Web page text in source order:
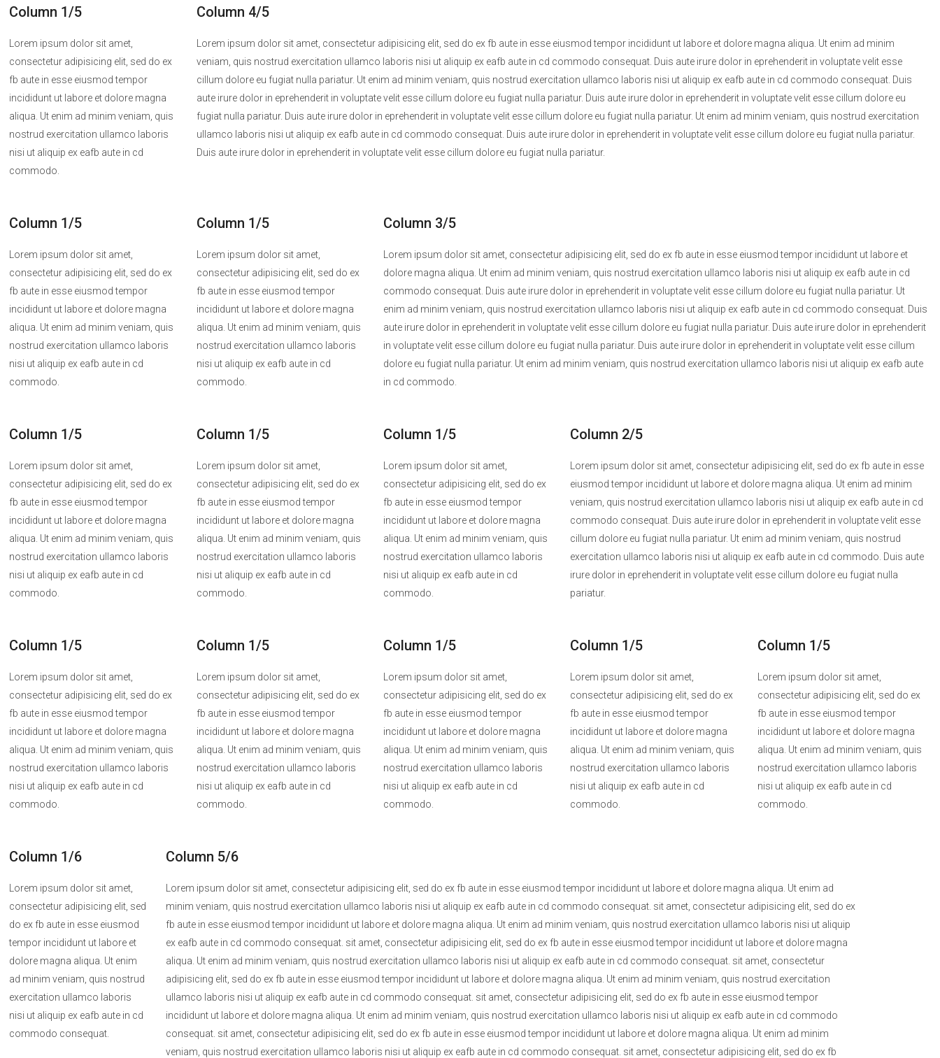
Column 1/5
Lorem ipsum dolor sit amet,
consectetur adipisicing elit, sed do ex
fb aute in esse eiusmod tempor
incididunt ut labore et dolore magna
aliqua. Ut enim ad minim veniam, quis
nostrud exercitation ullamco laboris
nisi ut aliquip ex eafb aute in cd
commodo.
Column 4/5
Lorem ipsum dolor sit amet, consectetur adipisicing elit, sed do ex fb aute in esse eiusmod tempor incididunt ut labore et dolore magna aliqua. Ut enim ad minim
veniam, quis nostrud exercitation ullamco laboris nisi ut aliquip ex eafb aute in cd commodo consequat. Duis aute irure dolor in eprehenderit in voluptate velit esse
cillum dolore eu fugiat nulla pariatur. Ut enim ad minim veniam, quis nostrud exercitation ullamco laboris nisi ut aliquip ex eafb aute in cd commodo consequat. Duis
aute irure dolor in eprehenderit in voluptate velit esse cillum dolore eu fugiat nulla pariatur. Duis aute irure dolor in eprehenderit in voluptate velit esse cillum dolore eu
fugiat nulla pariatur. Duis aute irure dolor in eprehenderit in voluptate velit esse cillum dolore eu fugiat nulla pariatur. Ut enim ad minim veniam, quis nostrud exercitation
ullamco laboris nisi ut aliquip ex eafb aute in cd commodo consequat. Duis aute irure dolor in eprehenderit in voluptate velit esse cillum dolore eu fugiat nulla pariatur.
Duis aute irure dolor in eprehenderit in voluptate velit esse cillum dolore eu fugiat nulla pariatur.
Column 1/5
Lorem ipsum dolor sit amet,
consectetur adipisicing elit, sed do ex
fb aute in esse eiusmod tempor
incididunt ut labore et dolore magna
aliqua. Ut enim ad minim veniam, quis
nostrud exercitation ullamco laboris
nisi ut aliquip ex eafb aute in cd
commodo.
Column 1/5
Lorem ipsum dolor sit amet,
consectetur adipisicing elit, sed do ex
fb aute in esse eiusmod tempor
incididunt ut labore et dolore magna
aliqua. Ut enim ad minim veniam, quis
nostrud exercitation ullamco laboris
nisi ut aliquip ex eafb aute in cd
commodo.
Column 3/5
Lorem ipsum dolor sit amet, consectetur adipisicing elit, sed do ex fb aute in esse eiusmod tempor incididunt ut labore et
dolore magna aliqua. Ut enim ad minim veniam, quis nostrud exercitation ullamco laboris nisi ut aliquip ex eafb aute in cd
commodo consequat. Duis aute irure dolor in eprehenderit in voluptate velit esse cillum dolore eu fugiat nulla pariatur. Ut
enim ad minim veniam, quis nostrud exercitation ullamco laboris nisi ut aliquip ex eafb aute in cd commodo consequat. Duis
aute irure dolor in eprehenderit in voluptate velit esse cillum dolore eu fugiat nulla pariatur. Duis aute irure dolor in eprehenderit
in voluptate velit esse cillum dolore eu fugiat nulla pariatur. Duis aute irure dolor in eprehenderit in voluptate velit esse cillum
dolore eu fugiat nulla pariatur. Ut enim ad minim veniam, quis nostrud exercitation ullamco laboris nisi ut aliquip ex eafb aute
in cd commodo.
Column 1/5
Lorem ipsum dolor sit amet,
consectetur adipisicing elit, sed do ex
fb aute in esse eiusmod tempor
incididunt ut labore et dolore magna
aliqua. Ut enim ad minim veniam, quis
nostrud exercitation ullamco laboris
nisi ut aliquip ex eafb aute in cd
commodo.
Column 1/5
Lorem ipsum dolor sit amet,
consectetur adipisicing elit, sed do ex
fb aute in esse eiusmod tempor
incididunt ut labore et dolore magna
aliqua. Ut enim ad minim veniam, quis
nostrud exercitation ullamco laboris
nisi ut aliquip ex eafb aute in cd
commodo.
Column 1/5
Lorem ipsum dolor sit amet,
consectetur adipisicing elit, sed do ex
fb aute in esse eiusmod tempor
incididunt ut labore et dolore magna
aliqua. Ut enim ad minim veniam, quis
nostrud exercitation ullamco laboris
nisi ut aliquip ex eafb aute in cd
commodo.
Column 2/5
Lorem ipsum dolor sit amet, consectetur adipisicing elit, sed do ex fb aute in esse
eiusmod tempor incididunt ut labore et dolore magna aliqua. Ut enim ad minim
veniam, quis nostrud exercitation ullamco laboris nisi ut aliquip ex eafb aute in cd
commodo consequat. Duis aute irure dolor in eprehenderit in voluptate velit esse
cillum dolore eu fugiat nulla pariatur. Ut enim ad minim veniam, quis nostrud
exercitation ullamco laboris nisi ut aliquip ex eafb aute in cd commodo. Duis aute
irure dolor in eprehenderit in voluptate velit esse cillum dolore eu fugiat nulla
pariatur.
Column 1/5
Lorem ipsum dolor sit amet,
consectetur adipisicing elit, sed do ex
fb aute in esse eiusmod tempor
incididunt ut labore et dolore magna
aliqua. Ut enim ad minim veniam, quis
nostrud exercitation ullamco laboris
nisi ut aliquip ex eafb aute in cd
commodo.
Column 1/5
Lorem ipsum dolor sit amet,
consectetur adipisicing elit, sed do ex
fb aute in esse eiusmod tempor
incididunt ut labore et dolore magna
aliqua. Ut enim ad minim veniam, quis
nostrud exercitation ullamco laboris
nisi ut aliquip ex eafb aute in cd
commodo.
Column 1/5
Lorem ipsum dolor sit amet,
consectetur adipisicing elit, sed do ex
fb aute in esse eiusmod tempor
incididunt ut labore et dolore magna
aliqua. Ut enim ad minim veniam, quis
nostrud exercitation ullamco laboris
nisi ut aliquip ex eafb aute in cd
commodo.
Column 1/5
Lorem ipsum dolor sit amet,
consectetur adipisicing elit, sed do ex
fb aute in esse eiusmod tempor
incididunt ut labore et dolore magna
aliqua. Ut enim ad minim veniam, quis
nostrud exercitation ullamco laboris
nisi ut aliquip ex eafb aute in cd
commodo.
Column 1/5
Lorem ipsum dolor sit amet,
consectetur adipisicing elit, sed do ex
fb aute in esse eiusmod tempor
incididunt ut labore et dolore magna
aliqua. Ut enim ad minim veniam, quis
nostrud exercitation ullamco laboris
nisi ut aliquip ex eafb aute in cd
commodo.
Column 1/6
Lorem ipsum dolor sit amet,
consectetur adipisicing elit, sed
do ex fb aute in esse eiusmod
tempor incididunt ut labore et
dolore magna aliqua. Ut enim
ad minim veniam, quis nostrud
exercitation ullamco laboris
nisi ut aliquip ex eafb aute in cd
commodo consequat.
Column 5/6
Lorem ipsum dolor sit amet, consectetur adipisicing elit, sed do ex fb aute in esse eiusmod tempor incididunt ut labore et dolore magna aliqua. Ut enim ad
minim veniam, quis nostrud exercitation ullamco laboris nisi ut aliquip ex eafb aute in cd commodo consequat. sit amet, consectetur adipisicing elit, sed do ex
fb aute in esse eiusmod tempor incididunt ut labore et dolore magna aliqua. Ut enim ad minim veniam, quis nostrud exercitation ullamco laboris nisi ut aliquip
ex eafb aute in cd commodo consequat. sit amet, consectetur adipisicing elit, sed do ex fb aute in esse eiusmod tempor incididunt ut labore et dolore magna
aliqua. Ut enim ad minim veniam, quis nostrud exercitation ullamco laboris nisi ut aliquip ex eafb aute in cd commodo consequat. sit amet, consectetur
adipisicing elit, sed do ex fb aute in esse eiusmod tempor incididunt ut labore et dolore magna aliqua. Ut enim ad minim veniam, quis nostrud exercitation
ullamco laboris nisi ut aliquip ex eafb aute in cd commodo consequat. sit amet, consectetur adipisicing elit, sed do ex fb aute in esse eiusmod tempor
incididunt ut labore et dolore magna aliqua. Ut enim ad minim veniam, quis nostrud exercitation ullamco laboris nisi ut aliquip ex eafb aute in cd commodo
consequat. sit amet, consectetur adipisicing elit, sed do ex fb aute in esse eiusmod tempor incididunt ut labore et dolore magna aliqua. Ut enim ad minim
veniam, quis nostrud exercitation ullamco laboris nisi ut aliquip ex eafb aute in cd commodo consequat. sit amet, consectetur adipisicing elit, sed do ex fb